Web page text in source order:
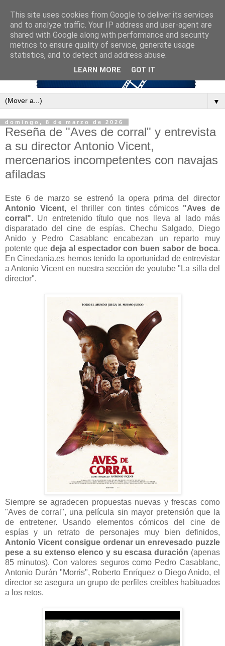
▼
domingo, 8 de marzo de 2026
Reseña de "Aves de corral" y entrevista
a su director Antonio Vicent,
mercenarios incompetentes con navajas
afiladas
Este 6 de marzo se estrenó la opera prima del director
Antonio Vicent, el thriller con tintes cómicos "Aves de
corral". Un entretenido título que nos lleva al lado más
disparatado del cine de espías. Chechu Salgado, Diego
Anido y Pedro Casablanc encabezan un reparto muy
potente que deja al espectador con buen sabor de boca.
En Cinedania.es hemos tenido la oportunidad de entrevistar
a Antonio Vicent en nuestra sección de youtube "La silla del
director".
Siempre se agradecen propuestas nuevas y frescas como
"Aves de corral", una película sin mayor pretensión que la
de entretener. Usando elementos cómicos del cine de
espías y un retrato de personajes muy bien definidos,
Antonio Vicent consigue ordenar un enrevesado puzzle
pese a su extenso elenco y su escasa duración (apenas
85 minutos). Con valores seguros como Pedro Casablanc,
Antonio Durán "Morris", Roberto Enríquez o Diego Anido, el
director se asegura un grupo de perfiles creíbles habituados
a los retos.
This site uses cookies from Google to deliver its services
and to analyze traffic. Your IP address and user-agent are
shared with Google along with performance and security
metrics to ensure quality of service, generate usage
statistics, and to detect and address abuse.
LEARN MORE GOT IT